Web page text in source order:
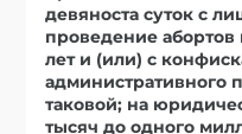
девяноста суток с
проведение абортов
лет и (или) с
административного
таковой; на
тысяч до одного